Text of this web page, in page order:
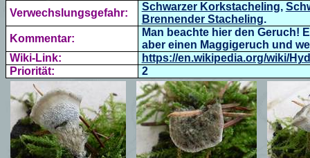
Verwechslungsgefahr:
Schwarzer Korkstacheling,
Brennender Stacheling.
Kommentar:
Man beachte hier den Geruch!
aber einen Maggigeruch und
Wiki-Link:
https://en.wikipedia.org/wiki/
Priorität:
2